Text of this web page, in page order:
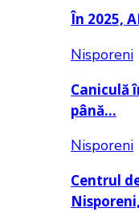
În 2025,
Nisporeni
Caniculă
până…
Nisporeni
Centrul